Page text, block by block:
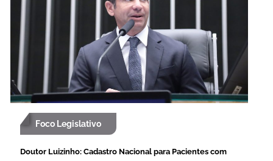
Foco Legislativo
Doutor Luizinho: Cadastro Nacional para Pacientes com